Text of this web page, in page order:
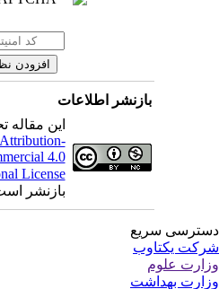
بازنشر اطلاعات
این مقاله
Attribution-
4.0
License
بازنشر
سریع
یکتاوب
علوم
بهداشت